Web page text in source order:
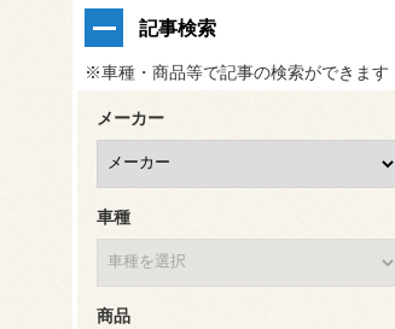
記事検索
※車種・商品等で記事の検索ができます
メーカー
車種
商品